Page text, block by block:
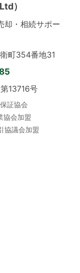
）
却・相続サポー
町354番地31
13716号
証協会
協会加盟
協議会加盟